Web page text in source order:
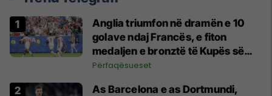
Anglia triumfon në dramën e 10
golave ndaj Francës, e fiton
medaljen e bronztë të Kupës së
Botës
Përfaqësueset
As Barcelona e as Dortmundi,